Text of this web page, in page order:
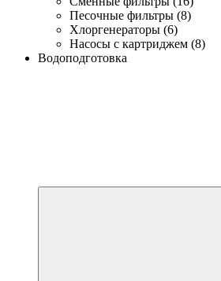
Песочные фильтры (8)
Хлоргенераторы (6)
Насосы с картриджем (8)
Водоподготовка